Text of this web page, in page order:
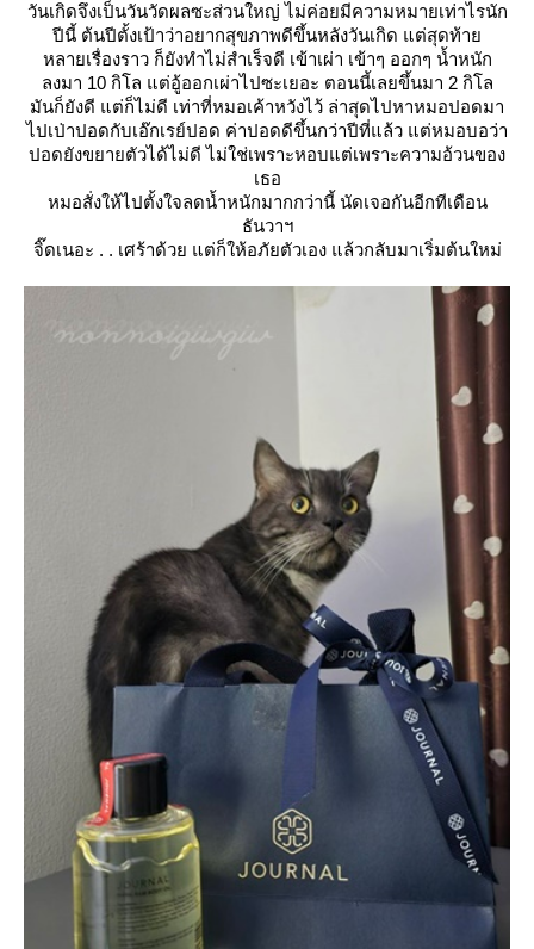
วันเกิดจึงเป็นวันวัดผลซะส่วนใหญ่ ไม่ค่อยมีความหมายเท่าไรนัก
ปีนี้ ต้นปีตั้งเป้าว่าอยากสุขภาพดีขึ้นหลังวันเกิด แต่สุดท้า
หลายเรื่องราว ก็ยังทำไม่สำเร็จดี เข้าเผ่า เข้าๆ ออกๆ น้ำหนัก
ลงมา 10 กิโล แต่อู้ออกเผ่าไปซะเยอะ ตอนนี้เลยขึ้นมา 2 กิโล
มันก็ยังดี แต่ก็ไม่ดี เท่าที่หมอเค้าหวังไว้ ล่าสุดไปหาหมอปอดมา
ไปเป่าปอดกับเอ๊กเรย์ปอด ค่าปอดดีขึ้นกว่าปีที่แล้ว แต่หมอบอว่า
ปอดยังขยายตัวได้ไม่ดี ไม่ใช่เพราะหอบแต่เพราะความอ้วนของ
เธอ
หมอสั่งให้ไปตั้งใจลดน้ำหนักมากกว่านี้ นัดเจอกันอีกทีเดือน
ธันวาฯ
จิ๊ดเนอะ . . เศร้าด้วย แต่ก็ให้อภัยตัวเอง แล้วกลับมาเริ่มต้นใหม่